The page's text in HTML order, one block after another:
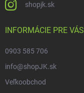
shopjk.sk
INFORMÁCIE PRE VÁS
0903 585 706
info@shopJK.sk
Veľkoobchod